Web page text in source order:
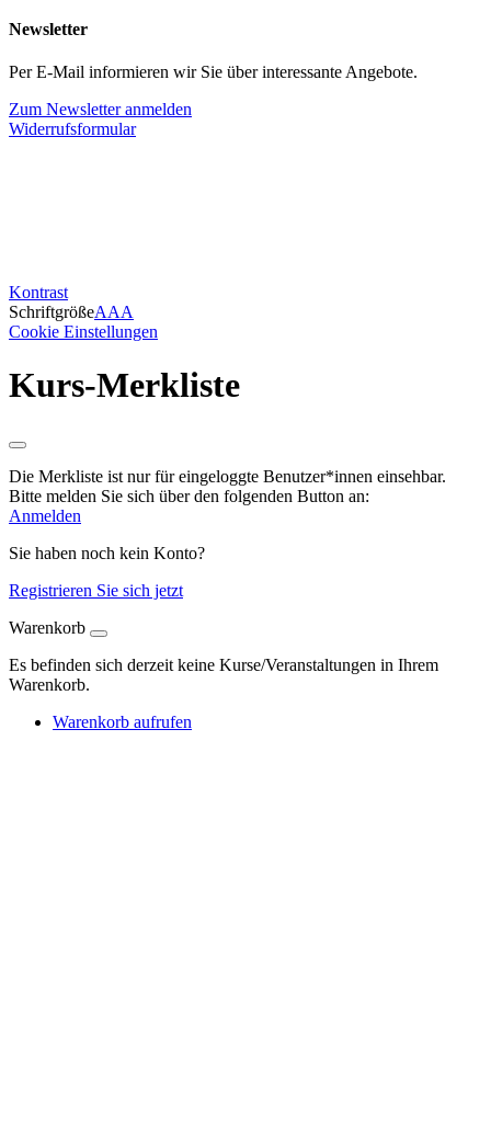
Newsletter
Per E-Mail informieren wir Sie über interessante Angebote.
Zum Newsletter anmelden
Widerrufsformular
Kontrast
SchriftgrößeAAA
Cookie Einstellungen
Kurs-Merkliste
Die Merkliste ist nur für eingeloggte Benutzer*innen einsehbar.
Bitte melden Sie sich über den folgenden Button an:
Anmelden
Sie haben noch kein Konto?
Registrieren Sie sich jetzt
Warenkorb
Es befinden sich derzeit keine Kurse/Veranstaltungen in Ihrem
Warenkorb.
Warenkorb aufrufen